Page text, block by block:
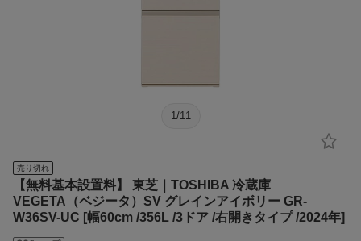
1 /11
売り切れ
【無料基本設置料】 東芝｜TOSHIBA 冷蔵庫
VEGETA（ベジータ）SV グレインアイボリー GR-
W36SV-UC [幅60cm /356L /3ドア /右開きタイプ /2024年]